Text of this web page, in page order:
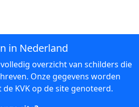
in Nederland
overzicht van schilders die
Onze gegevens worden
KVK op de site genoteerd.